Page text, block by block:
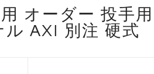
オーダー 投手
AXI 別注 硬式